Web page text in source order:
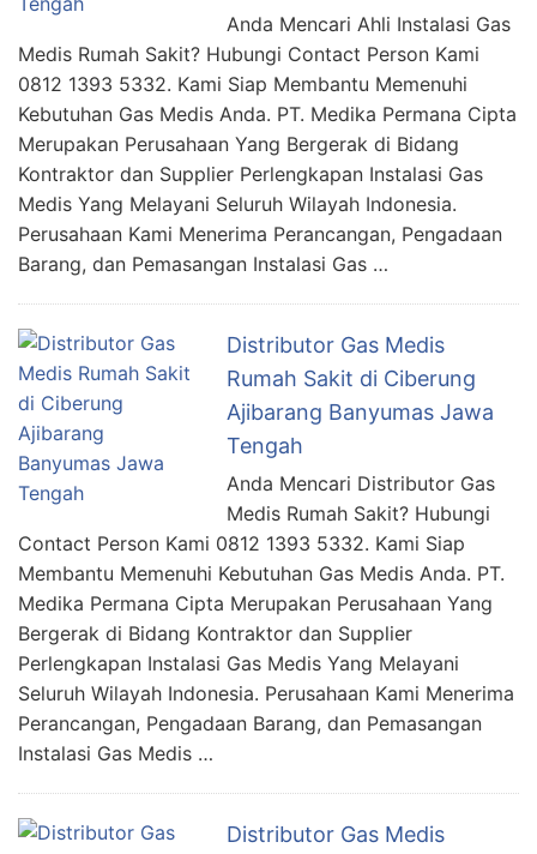
Anda Mencari Ahli Instalasi Gas
Medis Rumah Sakit? Hubungi Contact Person Kami
0812 1393 5332. Kami Siap Membantu Memenuhi
Kebutuhan Gas Medis Anda. PT. Medika Permana Cipta
Merupakan Perusahaan Yang Bergerak di Bidang
Kontraktor dan Supplier Perlengkapan Instalasi Gas
Medis Yang Melayani Seluruh Wilayah Indonesia.
Perusahaan Kami Menerima Perancangan, Pengadaan
Barang, dan Pemasangan Instalasi Gas …
Distributor Gas Medis
Rumah Sakit di Ciberung
Ajibarang Banyumas Jawa
Tengah
Anda Mencari Distributor Gas
Medis Rumah Sakit? Hubungi
Contact Person Kami 0812 1393 5332. Kami Siap
Membantu Memenuhi Kebutuhan Gas Medis Anda. PT.
Medika Permana Cipta Merupakan Perusahaan Yang
Bergerak di Bidang Kontraktor dan Supplier
Perlengkapan Instalasi Gas Medis Yang Melayani
Seluruh Wilayah Indonesia. Perusahaan Kami Menerima
Perancangan, Pengadaan Barang, dan Pemasangan
Instalasi Gas Medis …
Distributor Gas Medis